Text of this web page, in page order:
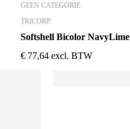
GEEN CATEGORIE
TRICORP
Softshell Bicolor NavyLime
€ 77,64 excl. BTW